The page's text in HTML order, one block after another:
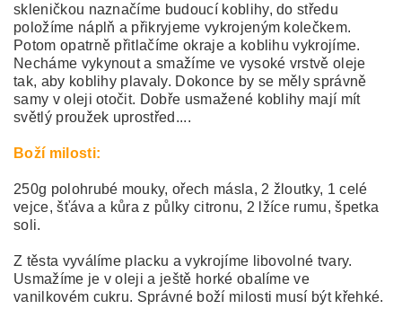
skleničkou naznačíme budoucí koblihy, do středu
položíme náplň a přikryjeme vykrojeným kolečkem.
Potom opatrně přitlačíme okraje a koblihu vykrojíme.
Necháme vykynout a smažíme ve vysoké vrstvě oleje
tak, aby koblihy plavaly. Dokonce by se měly správně
samy v oleji otočit. Dobře usmažené koblihy mají mít
světlý proužek uprostřed....
Boží milosti:
250g polohrubé mouky, ořech másla, 2 žloutky, 1 celé
vejce, šťáva a kůra z půlky citronu, 2 lžíce rumu, špetka
soli.
Z těsta vyválíme placku a vykrojíme libovolné tvary.
Usmažíme je v oleji a ještě horké obalíme ve
vanilkovém cukru. Správné boží milosti musí být křehké.